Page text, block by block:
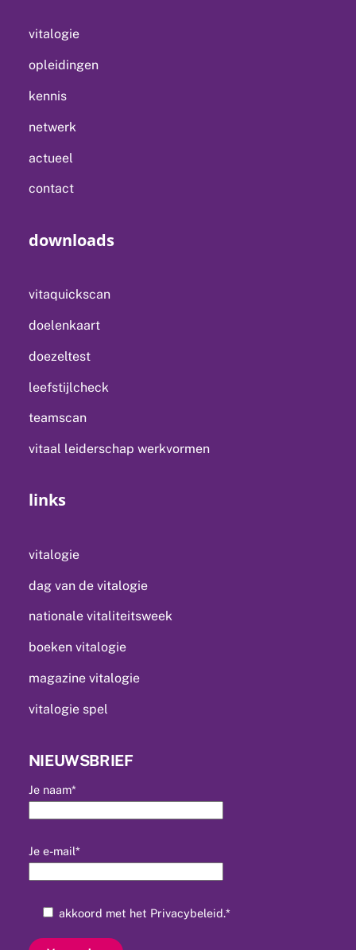
vitalogie
opleidingen
kennis
netwerk
actueel
contact
downloads
vitaquickscan
doelenkaart
doezeltest
leefstijlcheck
teamscan
vitaal leiderschap werkvormen
links
vitalogie
dag van de vitalogie
nationale vitaliteitsweek
boeken vitalogie
magazine vitalogie
vitalogie spel
NIEUWSBRIEF
Je naam*
Je e-mail*
akkoord met het Privacybeleid.*